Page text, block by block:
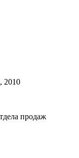
2010
продаж